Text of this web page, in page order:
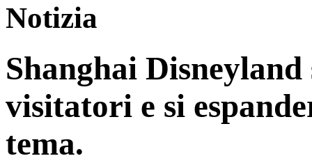
Notizia
Shanghai
visitatori e si
tema.